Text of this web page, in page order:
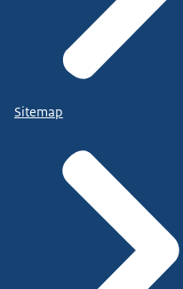
Sitemap